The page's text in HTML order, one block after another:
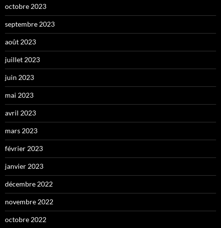
octobre 2023
septembre 2023
août 2023
juillet 2023
juin 2023
mai 2023
avril 2023
mars 2023
février 2023
janvier 2023
décembre 2022
novembre 2022
octobre 2022